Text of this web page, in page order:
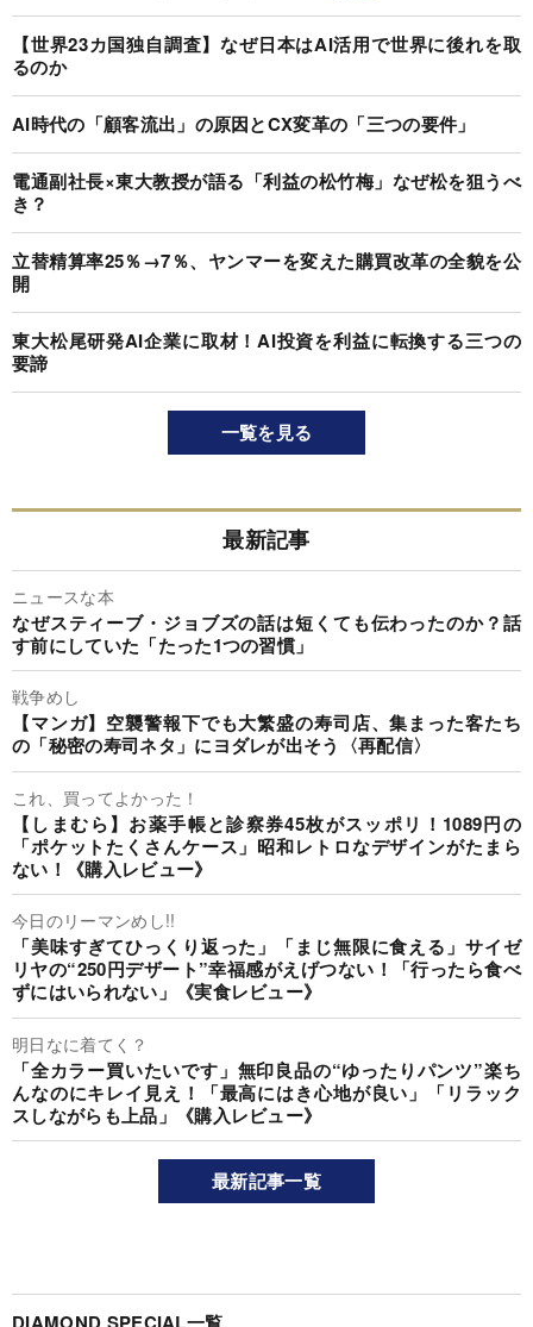
【世界23カ国独自調査】なぜ日本はAI活用で世界に後れを取
るのか
AI時代の「顧客流出」の原因とCX変革の「三つの要件」
電通副社長×東大教授が語る「利益の松竹梅」なぜ松を狙うべ
き？
立替精算率25％→7％、ヤンマーを変えた購買改革の全貌を公
開
東大松尾研発AI企業に取材！AI投資を利益に転換する三つの
要諦
一覧を見る
最新記事
ニュースな本
なぜスティーブ・ジョブズの話は短くても伝わったのか？話
す前にしていた「たった1つの習慣」
戦争めし
【マンガ】空襲警報下でも大繁盛の寿司店、集まった客たち
の「秘密の寿司ネタ」にヨダレが出そう〈再配信〉
これ、買ってよかった！
【しまむら】お薬手帳と診察券45枚がスッポリ！1089円の
「ポケットたくさんケース」昭和レトロなデザインがたまら
ない！《購入レビュー》
今日のリーマンめし!!
「美味すぎてひっくり返った」「まじ無限に食える」サイゼ
リヤの“250円デザート”幸福感がえげつない！「行ったら食べ
ずにはいられない」《実食レビュー》
明日なに着てく？
「全カラー買いたいです」無印良品の“ゆったりパンツ”楽ち
んなのにキレイ見え！「最高にはき心地が良い」「リラック
スしながらも上品」《購入レビュー》
最新記事一覧